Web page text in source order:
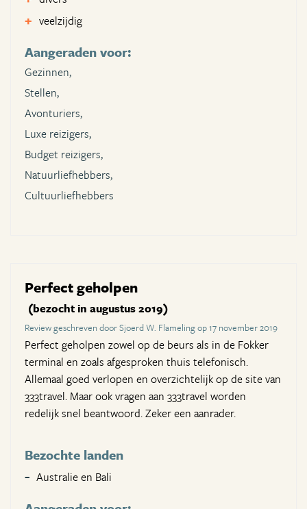
veelzijdig
Aangeraden voor:
Gezinnen,
Stellen,
Avonturiers,
Luxe reizigers,
Budget reizigers,
Natuurliefhebbers,
Cultuurliefhebbers
Perfect geholpen
(bezocht in augustus 2019)
Review geschreven door Sjoerd W. Flameling op 17 november 2019
Perfect geholpen zowel op de beurs als in de Fokker
terminal en zoals afgesproken thuis telefonisch.
Allemaal goed verlopen en overzichtelijk op de site van
333travel. Maar ook vragen aan 333travel worden
redelijk snel beantwoord. Zeker een aanrader.
Bezochte landen
Australie en Bali